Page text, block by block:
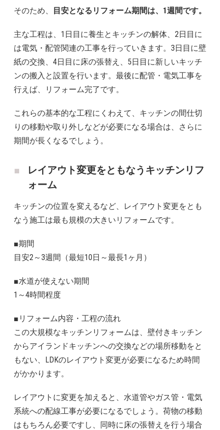
そのため、 目安となるリフォーム期間は、1週間です。
主な工程は、1日目に養生とキッチンの解体、2日目に
は電気・配管関連の工事を行っていきます。3日目に壁
紙の交換、4日目に床の張替え、5日目に新しいキッチ
ンの搬入と設置を行います。最後に配管・電気工事を
行えば、リフォーム完了です。
これらの基本的な工程にくわえて、キッチンの間仕切
りの移動や取り外しなどが必要になる場合は、さらに
期間が長くなるでしょう。
レイアウト変更をともなうキッチンリフ
ォーム
キッチンの位置を変えるなど、レイアウト変更をとも
なう施工は最も規模の大きいリフォームです。
■期間
目安2～3週間（最短10日～最長1ヶ月）
■水道が使えない期間
1～4時間程度
■リフォーム内容・工程の流れ
この大規模なキッチンリフォームは、壁付きキッチン
からアイランドキッチンへの交換などの場所移動をと
もない、LDKのレイアウト変更が必要になるため時間
がかかります。
レイアウトに変更を加えると、水道管やガス管・電気
系統への配線工事が必要になるでしょう。荷物の移動
はもちろん必要ですし、同時に床の張替えを行う場合